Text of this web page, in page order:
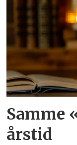
Samme
årstid